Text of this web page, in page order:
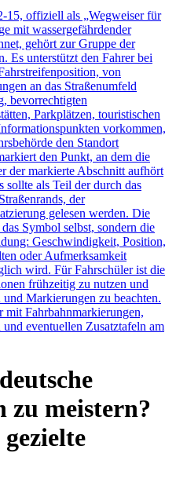
15, offiziell als „Wegweiser für
mit wassergefährdender
gehört zur Gruppe der
Es unterstützt den Fahrer bei
von
an das Straßenumfeld
bevorrechtigten
Parkplätzen, touristischen
vorkommen,
den Standort
den Punkt, an dem die
der markierte Abschnitt aufhört
sollte als Teil der durch das
der
gelesen werden. Die
Symbol selbst, sondern die
Geschwindigkeit, Position,
oder Aufmerksamkeit
wird. Für Fahrschüler ist die
frühzeitig zu nutzen und
Markierungen zu beachten.
Fahrbahnmarkierungen,
eventuellen Zusatztafeln am
zu meistern?